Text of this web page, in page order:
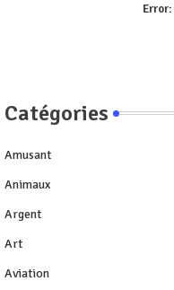
Error:
Catégories
Amusant
Animaux
Argent
Art
Aviation